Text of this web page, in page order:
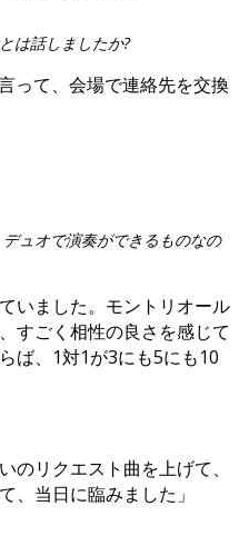
は話しましたか?
って、会場で連絡先を交換
オで演奏ができるものなの
いました。モントリオール
すごく相性の良さを感じて
ば、1対1が3にも5にも10
のリクエスト曲を上げて、
、当日に臨みました」